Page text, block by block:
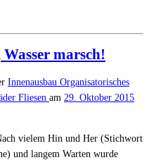
marsch!
Innenausbau Organisatorisches
Fliesen am 29. Oktober 2015
vielem Hin und Her (Stichwort
und langem Warten wurde